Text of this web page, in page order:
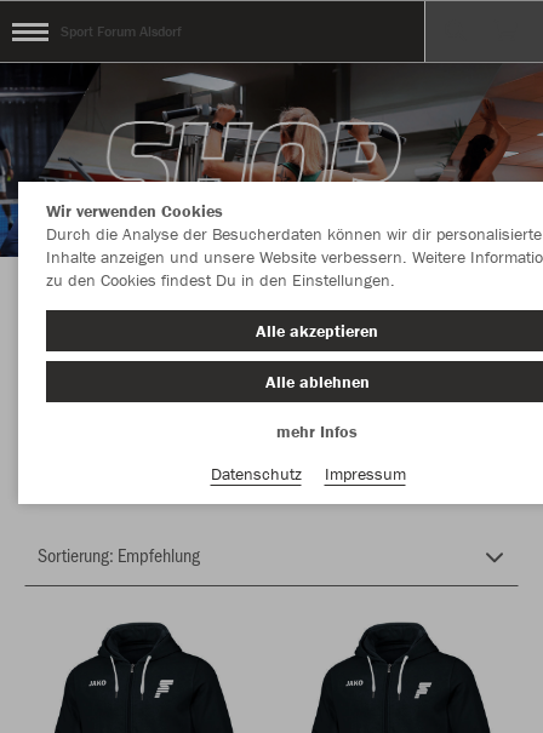
Sport Forum Alsdorf
DEIN STYLE, DEINE WAHL: Rücken-Designs mit
oder ohne Print
Farbe
Wir verwenden Cookies
Durch die Analyse der Besucherdaten können wir dir personalisierte
Inhalte anzeigen und unsere Website verbessern. Weitere
zu den Cookies findest Du in den Einstellungen.
Alle akzeptieren
Alle ablehnen
mehr Infos
Datenschutz
Impressum